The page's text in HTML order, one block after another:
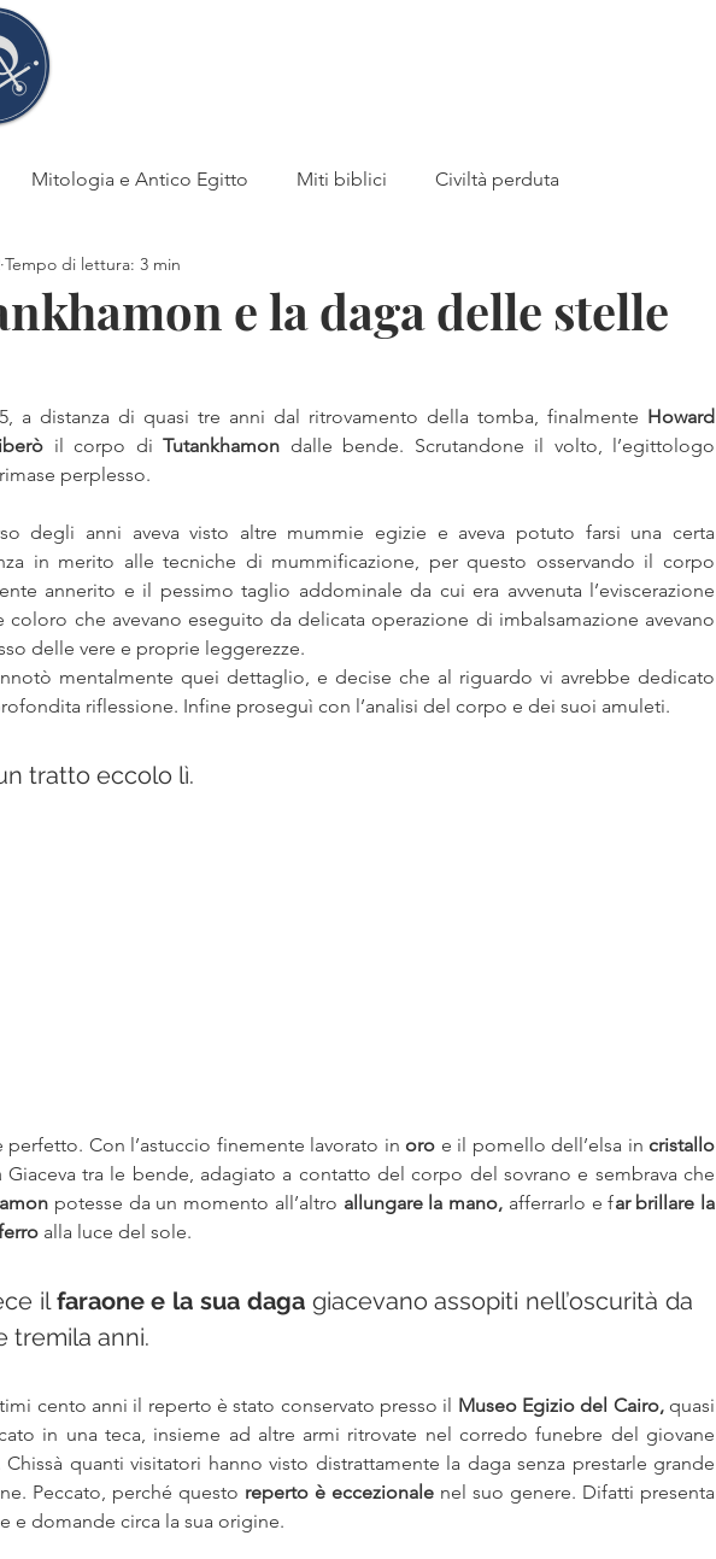
Mitologia e Antico Egitto Miti biblici Civiltà perduta
e superstizione
Chefren-Micerino
poesia uguaglianza narrativa, avventura, fantasy
simboli sciamanesimo serie tv film fumetti comics
e la daga delle stelle
Tempo di lettura: 3 min
a distanza di quasi tre anni dal ritrovamento della tomba, finalmente Howard
il corpo di Tutankhamon dalle bende. Scrutandone il volto, l’egittologo
perplesso.
degli anni aveva visto altre mummie egizie e aveva potuto farsi una certa
in merito alle tecniche di mummificazione, per questo osservando il corpo
annerito e il pessimo taglio addominale da cui era avvenuta l’eviscerazione
coloro che avevano eseguito da delicata operazione di imbalsamazione avevano
delle vere e proprie leggerezze.
mentalmente quei dettaglio, e decise che al riguardo vi avrebbe dedicato
riflessione. Infine proseguì con l’analisi del corpo e dei suoi amuleti.
tratto eccolo lì.
perfetto. Con l’astuccio finemente lavorato in oro e il pomello dell’elsa in cristallo
potesse da un momento all’altro allungare la mano, afferrarlo e far brillare la
alla luce del sole.
il faraone e la sua daga giacevano assopiti nell’oscurità da
tremila anni.
cento anni il reperto è stato conservato presso il Museo Egizio del Cairo, quasi
in una teca, insieme ad altre armi ritrovate nel corredo funebre del giovane
Chissà quanti visitatori hanno visto distrattamente la daga senza prestarle grande
Peccato, perché questo reperto è eccezionale nel suo genere. Difatti presenta
e domande circa la sua origine.